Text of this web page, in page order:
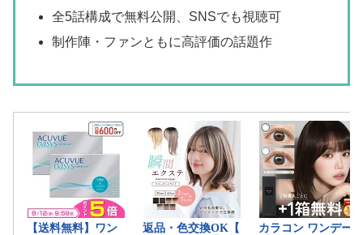
全5話構成で無料公開、SNSでも視聴可
制作陣・ファンともに高評価の話題作